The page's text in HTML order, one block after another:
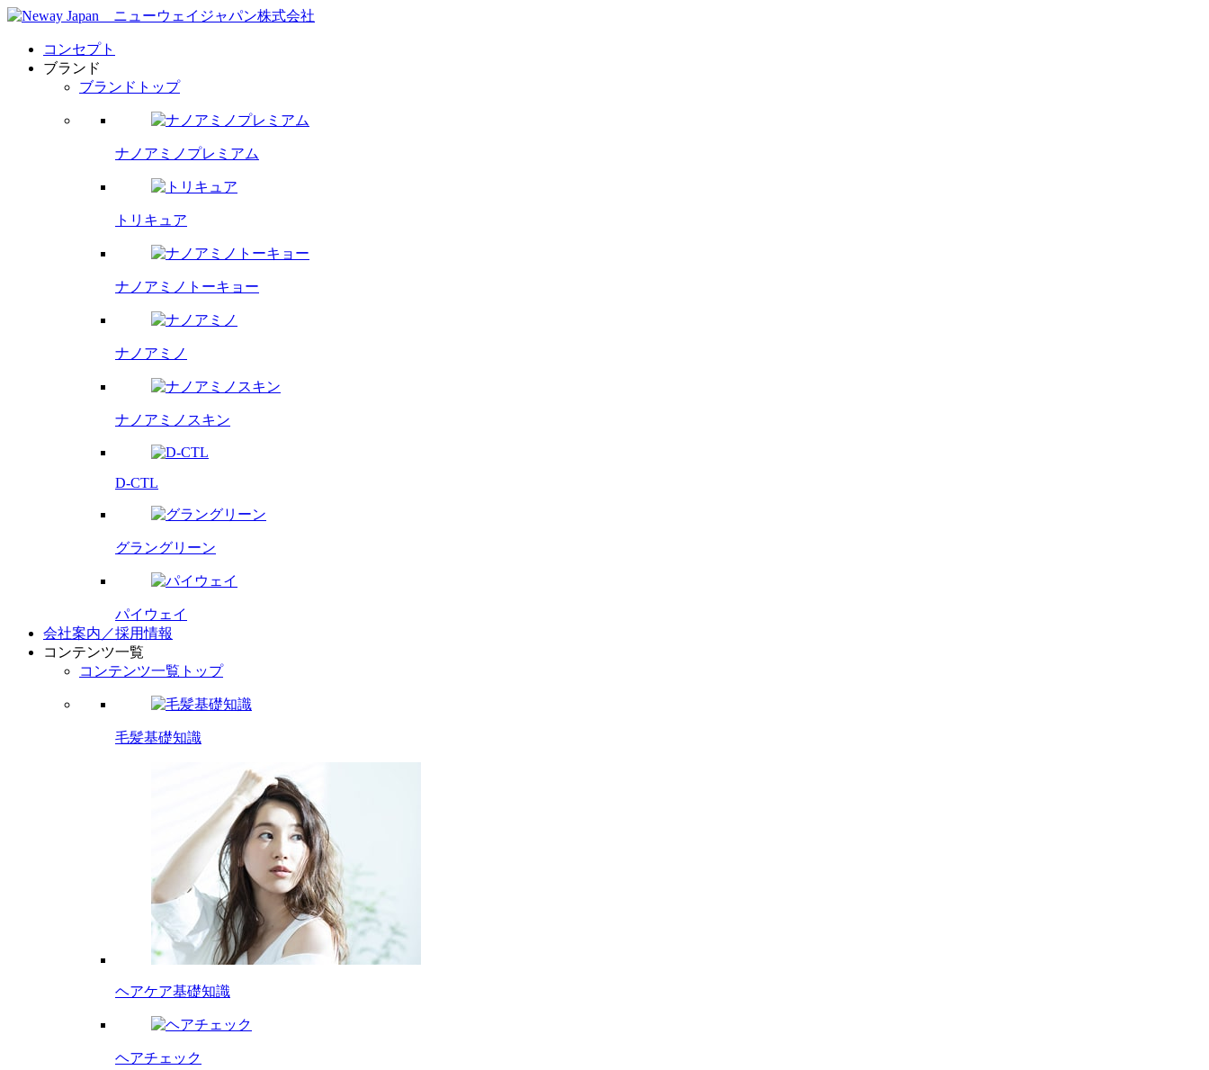
コンセプト
ブランド
ブランドトップ
ナノアミノプレミアム
トリキュア
ナノアミノトーキョー
ナノアミノ
ナノアミノスキン
D-CTL
グラングリーン
パイウェイ
会社案内／採用情報
コンテンツ一覧
コンテンツ一覧トップ
毛髪基礎知識
ヘアケア基礎知識
ヘアチェック